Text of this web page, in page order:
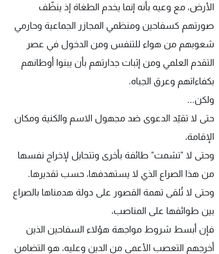
الأرض، مع وعيه بأنه إنما يخدم الطغاة إذ ينظّف
صورتهم كسفاحين ومنظمي المجازر الجماعية وحارمي
شعوبهم من هواء للتنفس ومن الدخول في عصر
التقدم العلمي ومن إثبات جدارتهم بأن يبنوا أوطانهم
بكفاءاتهم وعرق الجباه.
ولكن...
حتى لا تقيّد الدعوى ضد مجهول الاسم والكنية ومكان
الإقامة،
وحتى لا "تشمت" طائفة بأخرى وتتحايل لإخراج نفسها
من هذا الصراع الذي لا يستهدفها، حسب تقديرها.
وحتى لا تُلقى تهمة القصور على دولة هدمناها بالصراع
بين طوائفها على المناصب،
فإن أبسط شروط مواجهة هؤلاء السفاحين الذين
أخرجهم التعصب الأعمى من الدين وعليه، هو التضامن